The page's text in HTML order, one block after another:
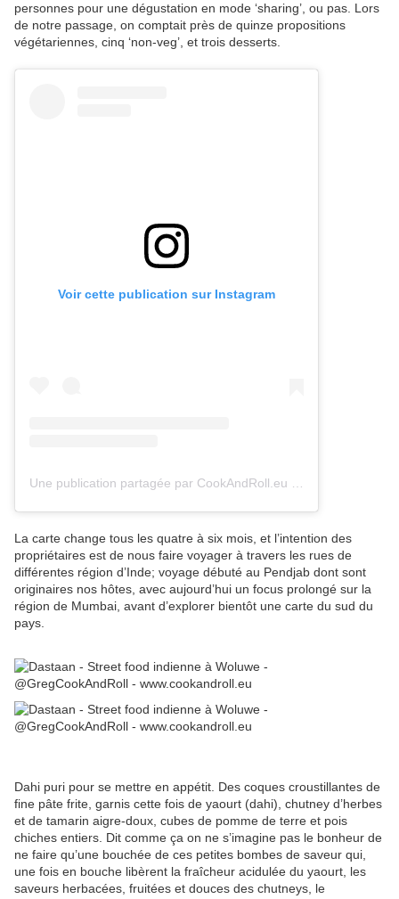
personnes pour une dégustation en mode ‘sharing’, ou pas. Lors
de notre passage, on comptait près de quinze propositions
végétariennes, cinq ‘non-veg’, et trois desserts.
Voir cette publication sur Instagram
La carte change tous les quatre à six mois, et l’intention des
propriétaires est de nous faire voyager à travers les rues de
différentes région d’Inde; voyage débuté au Pendjab dont sont
originaires nos hôtes, avec aujourd’hui un focus prolongé sur la
région de Mumbai, avant d’explorer bientôt une carte du sud du
pays.
Dahi puri pour se mettre en appétit. Des coques croustillantes de
fine pâte frite, garnis cette fois de yaourt (dahi), chutney d’herbes
et de tamarin aigre-doux, cubes de pomme de terre et pois
chiches entiers. Dit comme ça on ne s’imagine pas le bonheur de
ne faire qu’une bouchée de ces petites bombes de saveur qui,
une fois en bouche libèrent la fraîcheur acidulée du yaourt, les
saveurs herbacées, fruitées et douces des chutneys, le